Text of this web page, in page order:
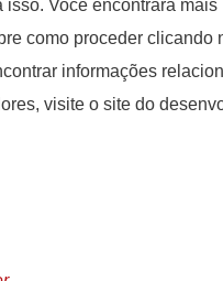
isso. Você encontrará mais
como proceder clicando
informações
visite o site do